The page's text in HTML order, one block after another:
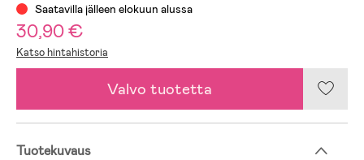
Saatavilla jälleen elokuu n alussa
30,90 €
Katso hintahistoria
Valvo tuotetta
Tuotekuvaus